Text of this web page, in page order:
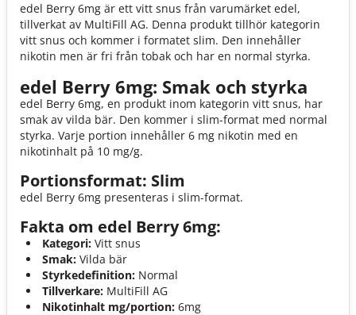
edel Berry 6mg är ett vitt snus från varumärket edel,
tillverkat av MultiFill AG. Denna produkt tillhör kategorin
vitt snus och kommer i formatet slim. Den innehåller
nikotin men är fri från tobak och har en normal styrka.
edel Berry 6mg: Smak och styrka
edel Berry 6mg, en produkt inom kategorin vitt snus, har
smak av vilda bär. Den kommer i slim-format med normal
styrka. Varje portion innehåller 6 mg nikotin med en
nikotinhalt på 10 mg/g.
Portionsformat: Slim
edel Berry 6mg presenteras i slim-format.
Fakta om edel Berry 6mg:
Kategori: Vitt snus
Smak: Vilda bär
Styrkedefinition: Normal
Tillverkare: MultiFill AG
Nikotinhalt mg/portion: 6mg